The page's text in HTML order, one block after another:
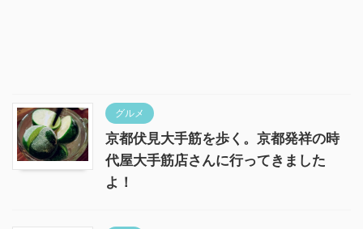
グルメ
京都伏見大手筋を歩く。京都発祥の時
代屋大手筋店さんに行ってきました
よ！